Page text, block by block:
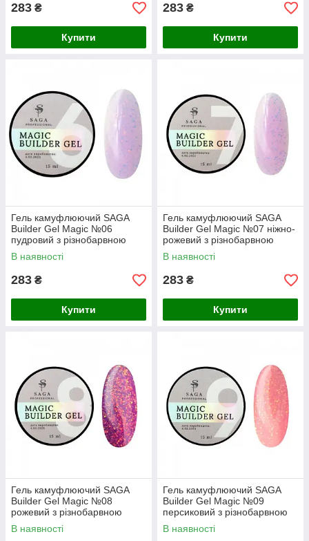
283 ₴
Купити
283 ₴
Купити
Гель камуфлюючий SAGA
Builder Gel Magic №06
пудровий з різнобарвною
поталлю, 15 мл
В наявності
283 ₴
Купити
Гель камуфлюючий SAGA
Builder Gel Magic №07 ніжно-
рожевий з різнобарвною
поталлю, 15 мл
В наявності
283 ₴
Купити
Гель камуфлюючий SAGA
Builder Gel Magic №08
рожевий з різнобарвною
поталлю, 15 мл
В наявності
Гель камуфлюючий SAGA
Builder Gel Magic №09
персиковий з різнобарвною
поталлю, 15 мл
В наявності